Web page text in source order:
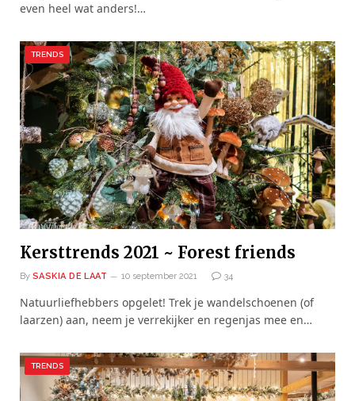
even heel wat anders!…
TRENDS
Kersttrends 2021 ~ Forest friends
By SASKIA DE LAAT 10 september 2021 34
Natuurliefhebbers opgelet! Trek je wandelschoenen (of
laarzen) aan, neem je verrekijker en regenjas mee en…
TRENDS